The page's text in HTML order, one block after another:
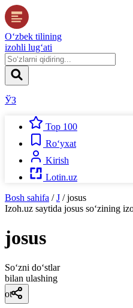
O‘zbek tilining
izohli lug‘ati
ЎЗ
Top 100
Ro‘yxat
Kirish
Lotin.uz
Bosh sahifa / J / josus
Izoh.uz saytida josus so‘zining
josus
So‘zni do‘stlar
bilan ulashing
ot